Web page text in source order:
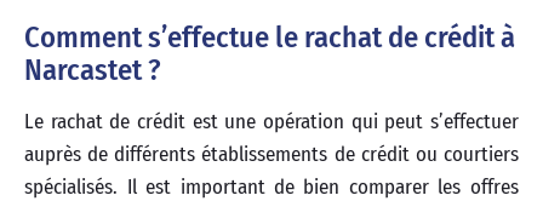
Comment s’effectue le rachat de crédit à
Narcastet ?
Le rachat de crédit est une opération qui peut s’effectuer
auprès de différents établissements de crédit ou courtiers
spécialisés. Il est important de bien comparer les offres